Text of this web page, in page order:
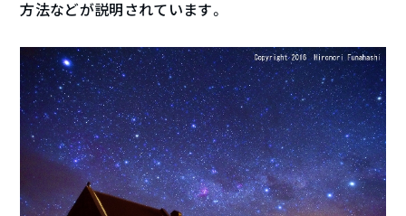
方法などが説明されています。